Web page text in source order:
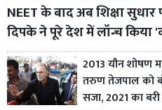
NEET के बाद अब शिक्षा
दिपके ने पूरे देश में लॉन्च किया
2013 यौन शोषण
तरुण तेजपाल को
सजा, 2021 का